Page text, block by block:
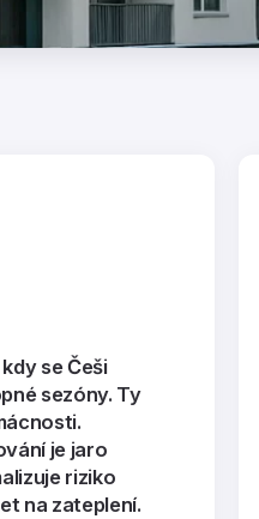
se Češi
sezóny. Ty
je jaro
riziko
na zateplení.